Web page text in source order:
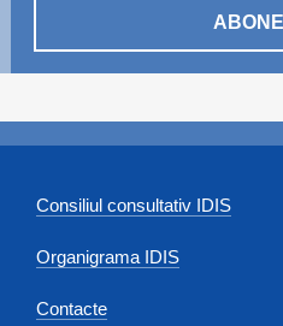
Consiliul consultativ IDIS
Organigrama IDIS
Contacte